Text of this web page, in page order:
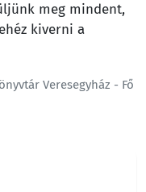
meg mindent,
kiverni a
Veresegyház - Fő